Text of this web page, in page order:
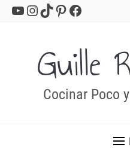
YouTube
Instagram
TikTok
Pinterest
Facebook
Guille
Cocinar Poco